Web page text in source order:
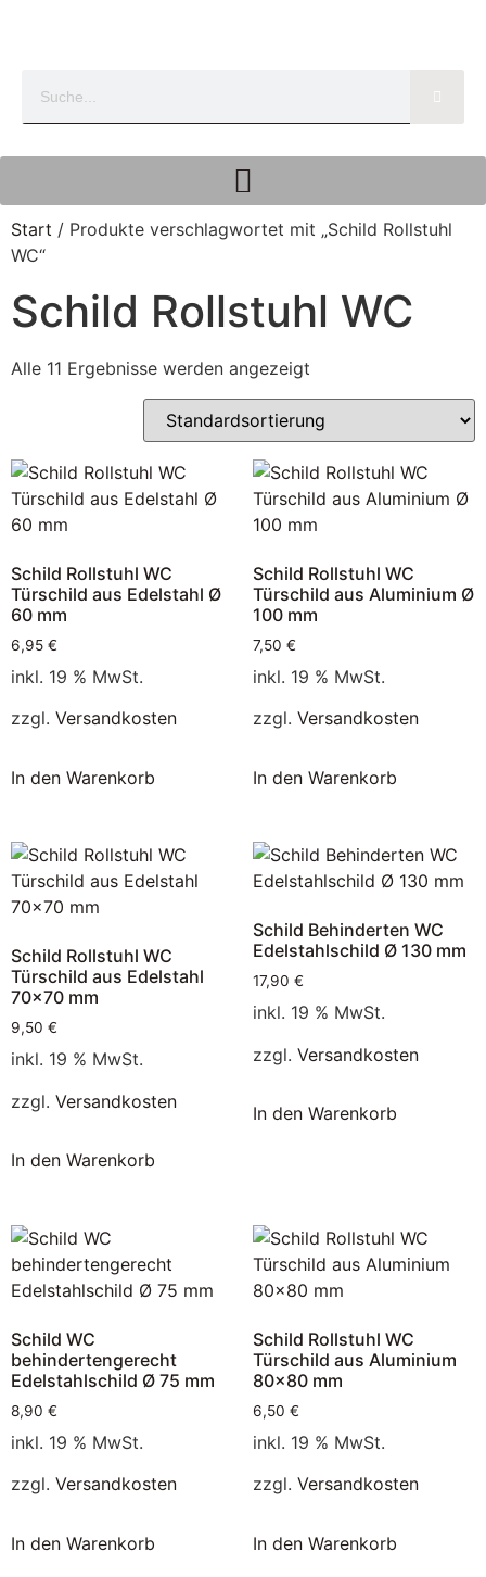
Start / Produkte verschlagwortet mit „Schild Rollstuhl
WC“
Schild Rollstuhl WC
Alle 11 Ergebnisse werden angezeigt
Schild Rollstuhl WC
Türschild aus Edelstahl Ø
60 mm
6,95 €
inkl. 19 % MwSt.
zzgl. Versandkosten
In den Warenkorb
Schild Rollstuhl WC
Türschild aus Aluminium Ø
100 mm
7,50 €
inkl. 19 % MwSt.
zzgl. Versandkosten
In den Warenkorb
Schild Rollstuhl WC
Türschild aus Edelstahl
70×70 mm
9,50 €
inkl. 19 % MwSt.
zzgl. Versandkosten
In den Warenkorb
Schild Behinderten WC
Edelstahlschild Ø 130 mm
17,90 €
inkl. 19 % MwSt.
zzgl. Versandkosten
In den Warenkorb
Schild WC
behindertengerecht
Edelstahlschild Ø 75 mm
8,90 €
inkl. 19 % MwSt.
zzgl. Versandkosten
In den Warenkorb
Schild Rollstuhl WC
Türschild aus Aluminium
80×80 mm
6,50 €
inkl. 19 % MwSt.
zzgl. Versandkosten
In den Warenkorb